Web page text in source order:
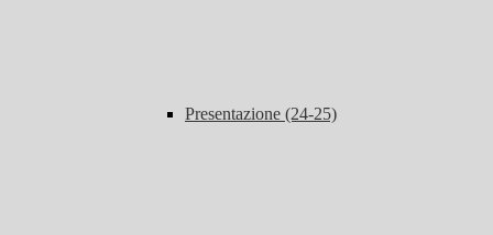
Presentazione (24-25)